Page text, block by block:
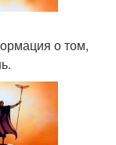
о том,